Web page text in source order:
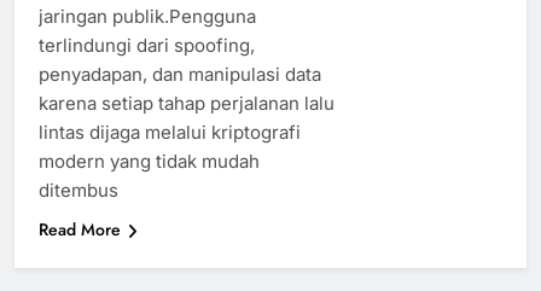
jaringan publik.Pengguna
terlindungi dari spoofing,
penyadapan, dan manipulasi data
karena setiap tahap perjalanan lalu
lintas dijaga melalui kriptografi
modern yang tidak mudah
ditembus
Read More